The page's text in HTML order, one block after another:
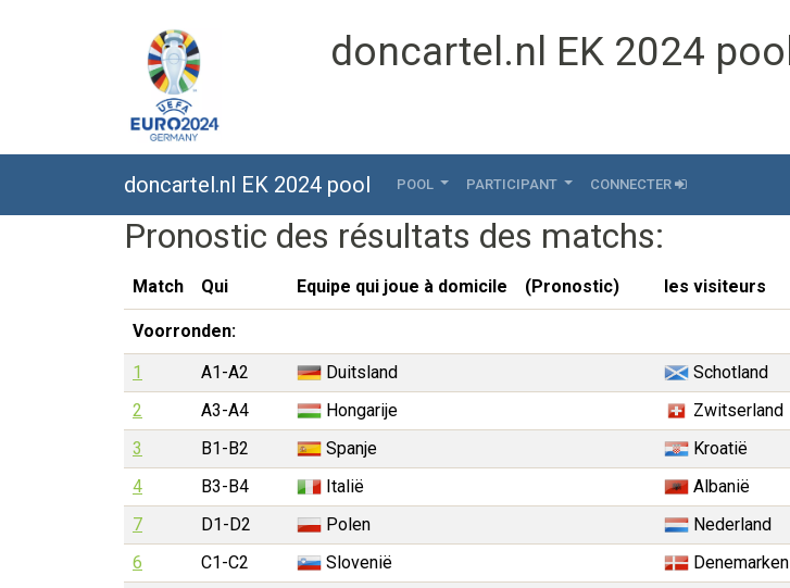
doncartel.nl EK 2024 pool
doncartel.nl EK 2024 pool POOL PARTICIPANT CONNECTER
Pronostic des résultats des matchs:
Match Qui Equipe qui joue à domicile (Pronostic) les visiteurs
Voorronden:
1
A1-A2 Duitsland Schotland
2
A3-A4 Hongarije Zwitserland
3
B1-B2 Spanje Kroatië
4
B3-B4 Italië Albanië
7
D1-D2 Polen Nederland
6
C1-C2 Slovenië Denemarken